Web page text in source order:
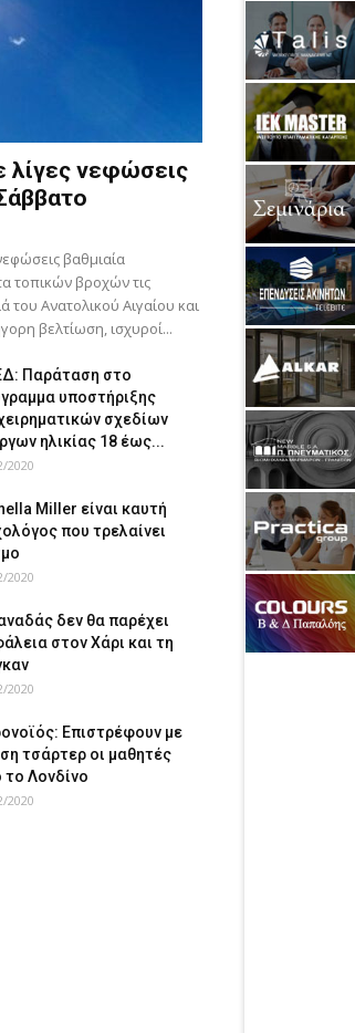
λίγες νεφώσεις
βαθμιαία
τοπικών βροχών τις
του Ανατολικού Αιγαίου και
βελτίωση, ισχυροί...
Παράταση στο
υποστήριξης
σχεδίων
ηλικίας 18 έως...
2020
Miller είναι καυτή
που τρελαίνει
2020
δεν θα παρέχει
στον Χάρι και τη
2020
Επιστρέφουν με
τσάρτερ οι μαθητές
το Λονδίνο
2020